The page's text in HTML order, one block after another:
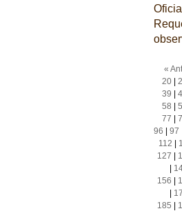
«
20|
39
58
77
96
97
112
127
156
185